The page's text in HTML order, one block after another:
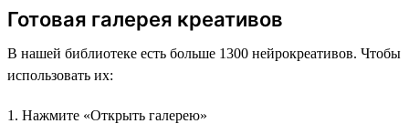
Готовая галерея креативов
В нашей библиотеке есть больше 1300 нейрокреативов. Чтобы
использовать их:
1. Нажмите «Открыть галерею»